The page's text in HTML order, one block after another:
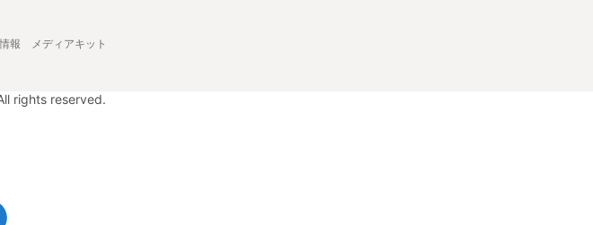
報 メディアキット
rights reserved.